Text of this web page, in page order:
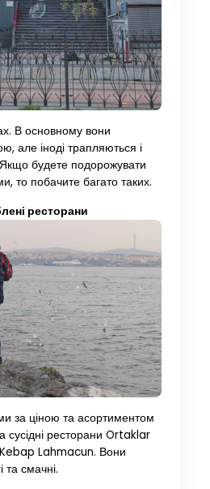
В основному вони
але іноді трапляються і
будете подорожувати
то побачите багато таких.
ресторани
за ціною та асортиментом
сусідні ресторани Ortaklar
Lahmacun. Вони
та смачні.